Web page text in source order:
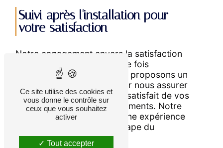
Suivi après l'installation pour
votre satisfaction
Notre engagement envers la satisfaction
du client ne s'arrête pas une fois
l'installation terminée. Nous proposons un
suivi après l'installation pour nous assurer
que vous êtes entièrement satisfait de vos
nouvelles options et équipements. Notre
objectif est de vous offrir une expérience
exceptionnelle à chaque étape du
processus.
Ce site utilise des cookies et
vous donne le contrôle sur
ceux que vous souhaitez
activer
Tout accepter